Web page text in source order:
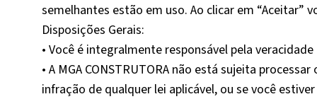
semelhantes estão em uso. Ao clicar em “Aceitar”
Disposições Gerais:
• Você é integralmente responsável pela
• A MGA CONSTRUTORA não está sujeita
infração de qualquer lei aplicável, ou se você